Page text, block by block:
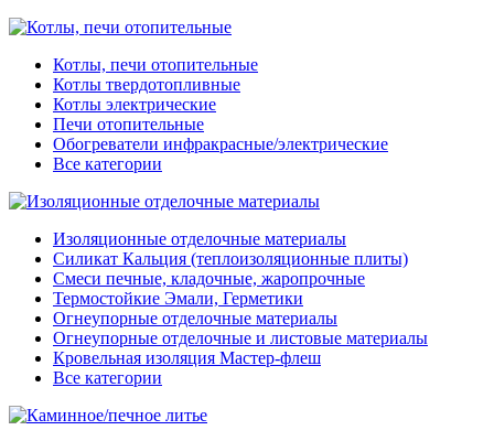
Котлы, печи отопительные
Котлы твердотопливные
Котлы электрические
Печи отопительные
Обогреватели инфракрасные/электрические
Все категории
Изоляционные отделочные материалы
Силикат Кальция (теплоизоляционные плиты)
Смеси печные, кладочные, жаропрочные
Термостойкие Эмали, Герметики
Огнеупорные отделочные материалы
Огнеупорные отделочные и листовые материалы
Кровельная изоляция Мастер-флеш
Все категории